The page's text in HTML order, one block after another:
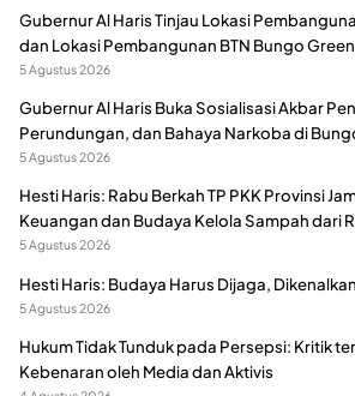
Gubernur Al Haris Tinjau Lokasi
dan Lokasi Pembangunan BTN Bungo
5 Agustus 2026
Gubernur Al Haris Buka Sosialisasi Akbar
Perundungan, dan Bahaya Narkoba di
5 Agustus 2026
Hesti Haris: Rabu Berkah TP PKK Provinsi
Keuangan dan Budaya Kelola Sampah dari
5 Agustus 2026
Hesti Haris: Budaya Harus Dijaga,
5 Agustus 2026
Hukum Tidak Tunduk pada Persepsi: Kritik
Kebenaran oleh Media dan Aktivis